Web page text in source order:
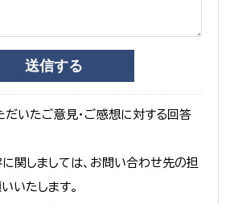
だいたご意見・ご感想に対する回答
関しましては、お問い合わせ先の担
いたします。